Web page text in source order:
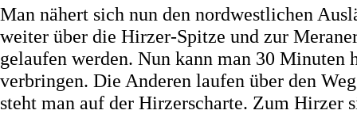
Man nähert sich nun den nordwestlichen
weiter über die Hirzer-Spitze und zur
gelaufen werden. Nun kann man 30
verbringen. Die Anderen laufen über den
steht man auf der Hirzerscharte. Zum Hirzer